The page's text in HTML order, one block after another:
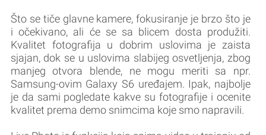
Što se tiče glavne kamere, fokusiranje je brzo što je
i očekivano, ali će se sa blicem dosta produžiti.
Kvalitet fotografija u dobrim uslovima je zaista
sjajan, dok se u uslovima slabijeg osvetljenja, zbog
manjeg otvora blende, ne mogu meriti sa npr.
Samsung-ovim Galaxy S6 uređajem. Ipak, najbolje
je da sami pogledate kakve su fotografije i ocenite
kvalitet prema demo snimcima koje smo napravili.